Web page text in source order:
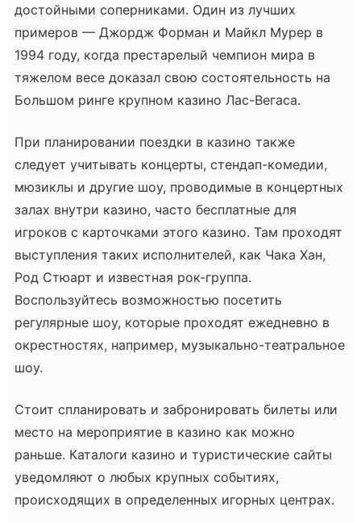
достойными соперниками. Один из лучших
примеров — Джордж Форман и Майкл Мурер в
1994 году, когда престарелый чемпион мира в
тяжелом весе доказал свою состоятельность на
Большом ринге крупном казино Лас-Вегаса.
При планировании поездки в казино также
следует учитывать концерты, стендап-комедии,
мюзиклы и другие шоу, проводимые в концертных
залах внутри казино, часто бесплатные для
игроков с карточками этого казино. Там проходят
выступления таких исполнителей, как Чака Хан,
Род Стюарт и известная рок-группа.
Воспользуйтесь возможностью посетить
регулярные шоу, которые проходят ежедневно в
окрестностях, например, музыкально-театральное
шоу.
Стоит спланировать и забронировать билеты или
место на мероприятие в казино как можно
раньше. Каталоги казино и туристические сайты
уведомляют о любых крупных событиях,
происходящих в определенных игорных центрах.